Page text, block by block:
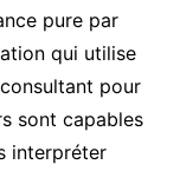
pure par
qui utilise
pour
sont capables
interpréter